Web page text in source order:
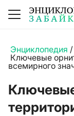
Энциклопедия /
Ключевые
всемирного